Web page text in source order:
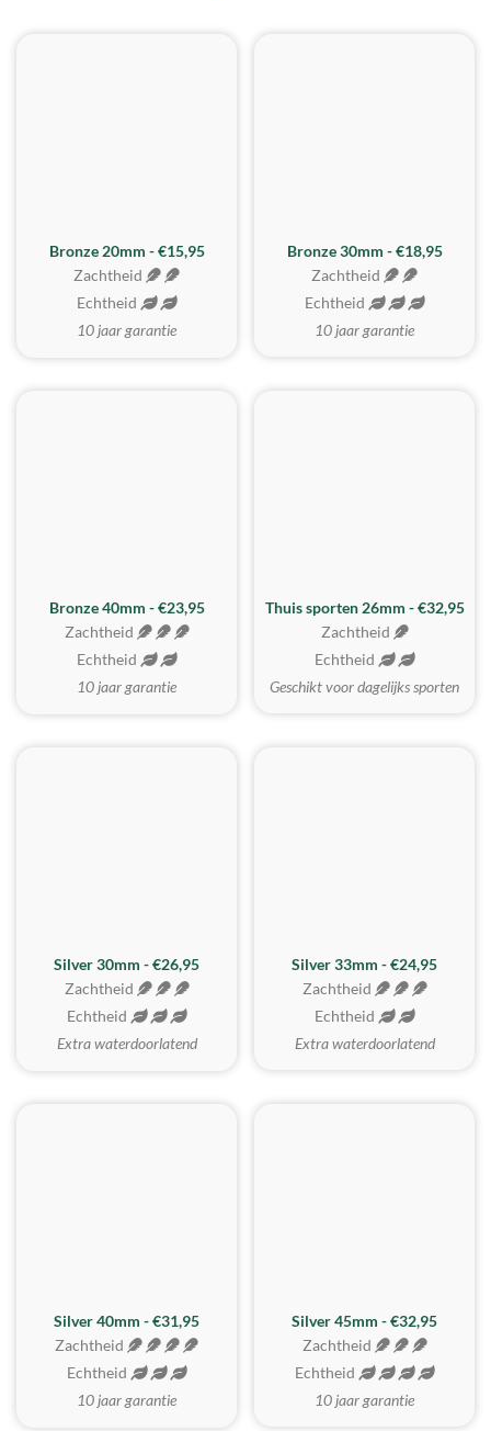
Bronze 20mm - €15,95
Zachtheid
Echtheid
10 jaar garantie
BESTE KOOP
Bronze 30mm - €18,95
Zachtheid
Echtheid
10 jaar garantie
Bronze 40mm - €23,95
Zachtheid
Echtheid
10 jaar garantie
Thuis sporten 26mm - €32,95
Zachtheid
Echtheid
Geschikt voor dagelijks sporten
Silver 30mm - €26,95
Zachtheid
Echtheid
Extra waterdoorlatend
Silver 33mm - €24,95
Zachtheid
Echtheid
Extra waterdoorlatend
Silver 40mm - €31,95
Zachtheid
Echtheid
10 jaar garantie
MEEST GEKOZEN
Silver 45mm - €32,95
Zachtheid
Echtheid
10 jaar garantie